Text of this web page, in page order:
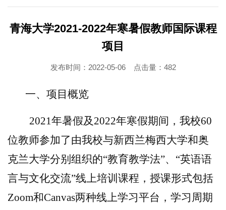
青海大学2021-2022年寒暑假教师国际课程
项目
发布时间：2022-05-06 点击量： 482
一、项目概览
2021年暑假及 2022年寒假期间，我校60
位教师参加了由我校与新西兰梅西大学和奥
克兰大学分别组织的“教育教学法”、“英语语
言与文化交流”线上培训课程，授课形式包括
Zoom和Canvas两种线上学习平台 ，学习周期